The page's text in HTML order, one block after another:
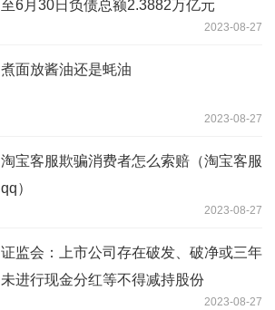
至6月30日负债总额2.3882万亿元
2023-08-27
煮面放酱油还是蚝油
2023-08-27
淘宝客服欺骗消费者怎么索赔（淘宝客服
qq）
2023-08-27
证监会：上市公司存在破发、破净或三年
未进行现金分红等不得减持股份
2023-08-27